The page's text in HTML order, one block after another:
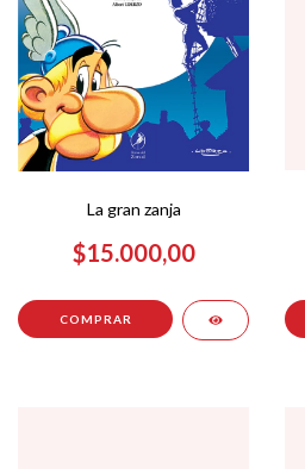
La gran zanja
$15.000,00